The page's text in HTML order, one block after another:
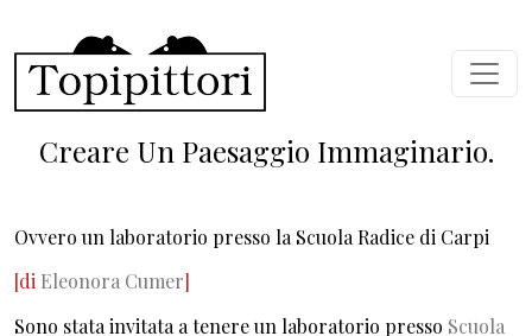
Creare Un Paesaggio Immaginario.
Ovvero un laboratorio presso la Scuola Radice di Carpi
[di Eleonora Cumer]
Sono stata invitata a tenere un laboratorio presso Scuola